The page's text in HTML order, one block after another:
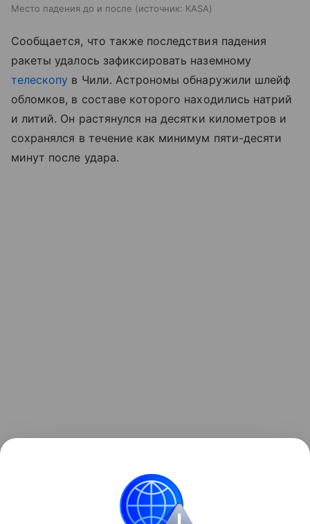
Место падения до и после источник: KASA
Сообщается, что также последствия падения
ракеты удалось зафиксировать наземному
телескопу в Чили. Астрономы обнаружили шлейф
обломков, в составе которого находились натрий
и литий. Он растянулся на десятки километров и
сохранялся в течение как минимум пяти-десяти
минут после удара.
материале